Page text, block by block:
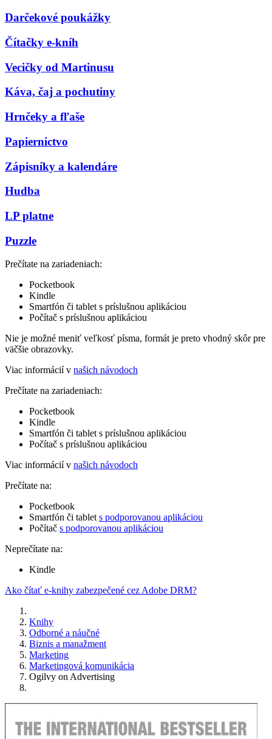
Darčekové poukážky
Čítačky e-kníh
Vecičky od Martinusu
Káva, čaj a pochutiny
Hrnčeky a fľaše
Papiernictvo
Zápisníky a kalendáre
Hudba
LP platne
Puzzle
Prečítate na zariadeniach:
Pocketbook
Kindle
Smartfón či tablet s príslušnou aplikáciou
Počítač s príslušnou aplikáciou
Nie je možné meniť veľkosť písma, formát je preto vhodný skôr pre
väčšie obrazovky.
Viac informácií v našich návodoch
Prečítate na zariadeniach:
Pocketbook
Kindle
Smartfón či tablet s príslušnou aplikáciou
Počítač s príslušnou aplikáciou
Viac informácií v našich návodoch
Prečítate na:
Pocketbook
Smartfón či tablet s podporovanou aplikáciou
Počítač s podporovanou aplikáciou
Neprečítate na:
Kindle
Ako čítať e-knihy zabezpečené cez Adobe DRM?
Knihy
Odborné a náučné
Biznis a manažment
Marketing
Marketingová komunikácia
Ogilvy on Advertising